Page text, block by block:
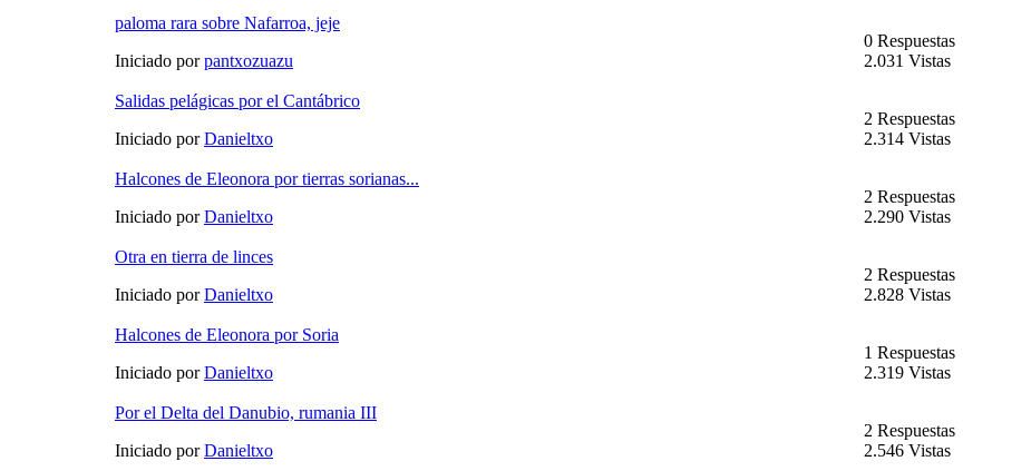
paloma rara sobre Nafarroa, jeje
Iniciado porpantxozuazu
0 Respuestas
2.031 Vistas
Salidas pelágicas por el Cantábrico
Iniciado porDanieltxo
2 Respuestas
2.314 Vistas
Halcones de Eleonora por tierras sorianas...
Iniciado porDanieltxo
2 Respuestas
2.290 Vistas
Otra en tierra de linces
Iniciado porDanieltxo
2 Respuestas
2.828 Vistas
Halcones de Eleonora por Soria
Iniciado porDanieltxo
1 Respuestas
2.319 Vistas
Por el Delta del Danubio, rumania III
Iniciado porDanieltxo
2 Respuestas
2.546 Vistas